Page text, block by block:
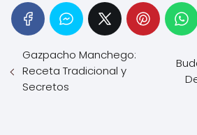
Gazpacho Manchego:
Receta Tradicional y
Secretos